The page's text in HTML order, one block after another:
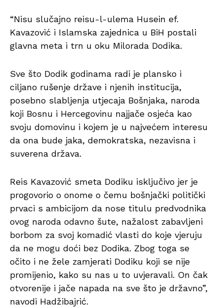
“Nisu slučajno reisu-l-ulema Husein ef.
Kavazović i Islamska zajednica u BiH postali
glavna meta i trn u oku Milorada Dodika.
Sve što Dodik godinama radi je plansko i
ciljano rušenje države i njenih institucija,
posebno slabljenja utjecaja Bošnjaka, naroda
koji Bosnu i Hercegovinu najjače osjeća kao
svoju domovinu i kojem je u najvećem interesu
da ona bude jaka, demokratska, nezavisna i
suverena država.
Reis Kavazović smeta Dodiku isključivo jer je
progovorio o onome o čemu bošnjački politički
prvaci s ambicijom da nose titulu predvodnika
ovog naroda odavno šute, nažalost zabavljeni
borbom za svoj komadić vlasti do koje vjeruju
da ne mogu doći bez Dodika. Zbog toga se
očito i ne žele zamjerati Dodiku koji se nije
promijenio, kako su nas u to uvjeravali. On čak
otvorenije i jače napada na sve što je državno”,
navodi Hadžibajrić.